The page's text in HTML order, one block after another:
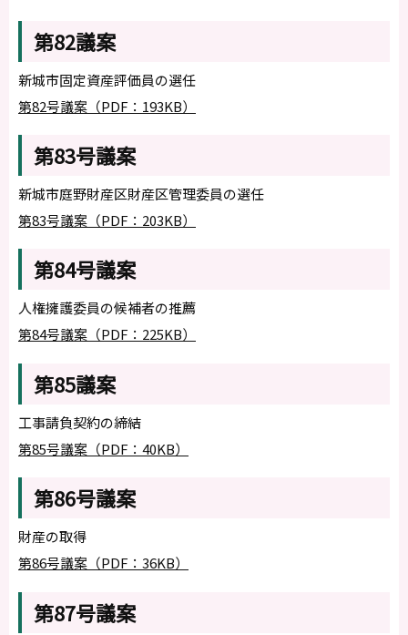
第82議案
新城市固定資産評価員の選任
第82号議案（PDF：193KB）
第83号議案
新城市庭野財産区財産区管理委員の選任
第83号議案（PDF：203KB）
第84号議案
人権擁護委員の候補者の推薦
第84号議案（PDF：225KB）
第85議案
工事請負契約の締結
第85号議案（PDF：40KB）
第86号議案
財産の取得
第86号議案（PDF：36KB）
第87号議案